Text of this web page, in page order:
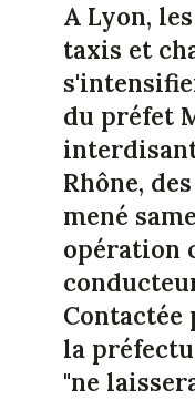
A Lyon,
taxis et
du préfet
Rhône,
mené
opération
Contactée
la
"ne